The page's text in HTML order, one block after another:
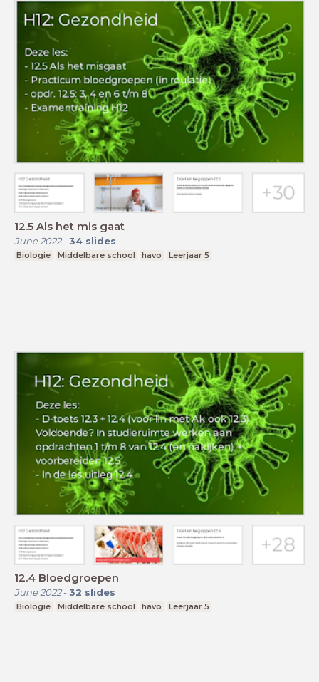
12.5 Als het mis gaat
June 2022- 34 slides
Biologie Middelbare school havo Leerjaar 5
12.4 Bloedgroepen
June 2022- 32 slides
Biologie Middelbare school havo Leerjaar 5